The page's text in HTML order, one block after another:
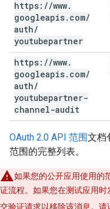
https: //www.
googleapis. com/
auth/
youtubepartner
https: //www.
googleapis. com/
auth/
youtubepartner-
channel-audit
OAuth 2.0 API 范围文档
范围的完整列表。
如果您的公开应用使用的
证流程。如果您在测试应用时
交验证请求以移除该消息。请